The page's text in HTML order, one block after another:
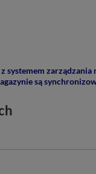
zarządzania
są